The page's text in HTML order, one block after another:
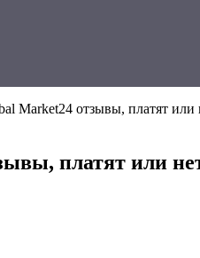
Market24 отзывы, платят или
платят или